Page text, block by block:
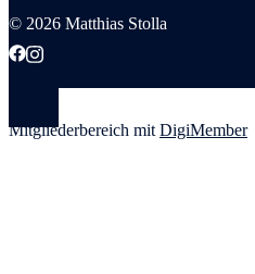
© 2026 Matthias Stolla
Mitgliederbereich mit DigiMember